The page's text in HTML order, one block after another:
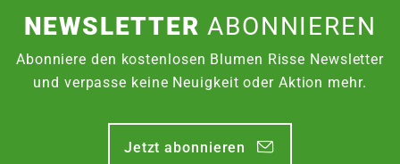
NEWSLETTERABONNIEREN
Abonniere den kostenlosen Blumen Risse Newsletter
und verpasse keine Neuigkeit oder Aktion mehr.
Jetzt abonnieren